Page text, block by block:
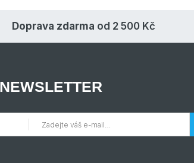
Doprava zdarma od 2 500 Kč
NEWSLETTER